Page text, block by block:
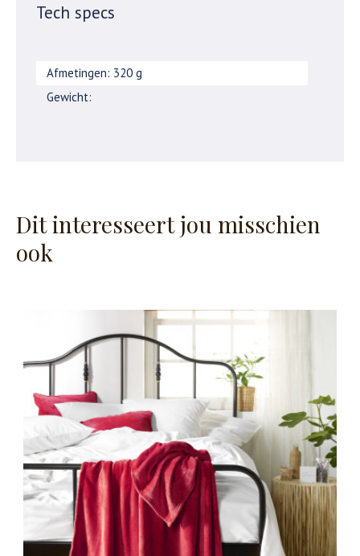
Tech specs
Afmetingen: 320 g
Gewicht:
Dit interesseert jou misschien
ook